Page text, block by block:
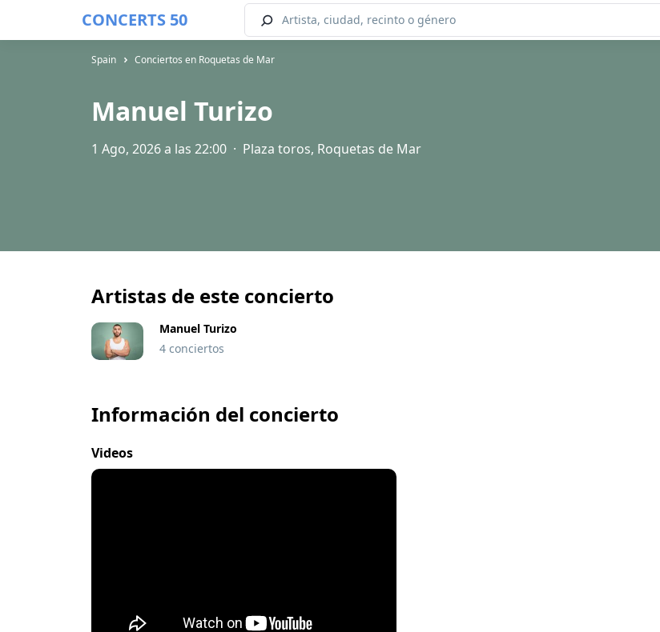
CONCERTS 50
Spain Conciertos en Roquetas de Mar
Manuel Turizo
1 Ago, 2026 a las 22:00 · Plaza toros, Roquetas de Mar
Artistas de este concierto
Manuel Turizo
4 conciertos
Información del concierto
Videos